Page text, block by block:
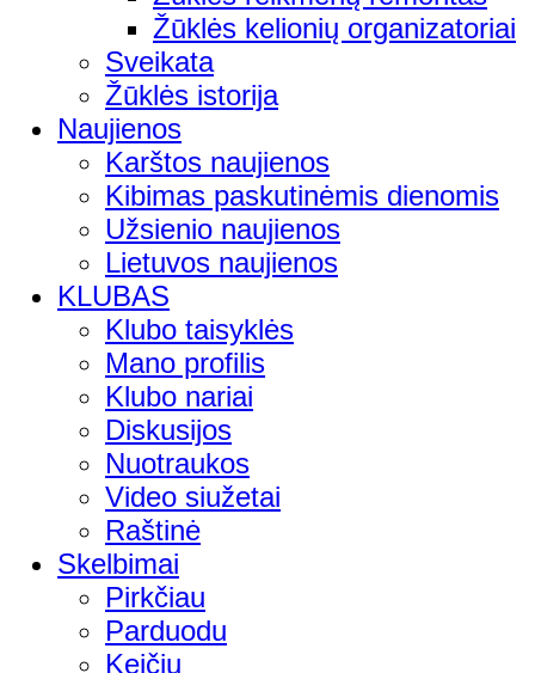
Žūklės kelionių organizatoriai
Sveikata
Žūklės istorija
Naujienos
Karštos naujienos
Kibimas paskutinėmis dienomis
Užsienio naujienos
Lietuvos naujienos
KLUBAS
Klubo taisyklės
Mano profilis
Klubo nariai
Diskusijos
Nuotraukos
Video siužetai
Raštinė
Skelbimai
Pirkčiau
Parduodu
Keičiu